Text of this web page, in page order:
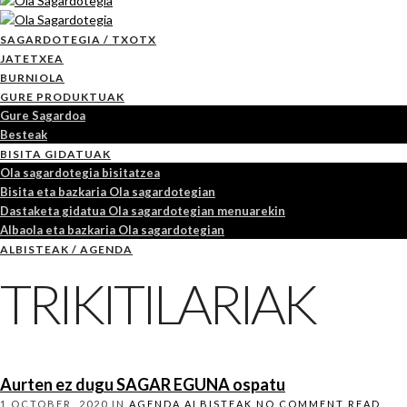
SAGARDOTEGIA / TXOTX
JATETXEA
BURNIOLA
GURE PRODUKTUAK
Gure Sagardoa
Besteak
BISITA GIDATUAK
Ola sagardotegia bisitatzea
Bisita eta bazkaria Ola sagardotegian
Dastaketa gidatua Ola sagardotegian menuarekin
Albaola eta bazkaria Ola sagardotegian
ALBISTEAK / AGENDA
TRIKITILARIAK
Aurten ez dugu SAGAR EGUNA ospatu
1 OCTOBER, 2020 IN AGENDA ALBISTEAK NO COMMENT READ